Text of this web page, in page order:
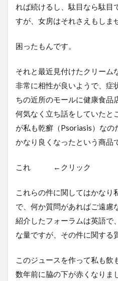
れば続けるし、駄目なら駄目
すが、女房はそれさえもしま
困ったもんです。
それと最近見付けたクリーム
非常に相性が良いようで、症
ちの近所のモールに健康食品
何気なく立ち話をしていたと
が私も乾癬（Psoriasis）なの
かなり良くなったという商品
これ ←クリック
これらの件に関してはかなり
で、何か質問があればご遠慮
紹介したフォーラムは英語で
な量ですが、その件に関する
このジュースを作って私も飲
数年前に脇の下が赤くなりま